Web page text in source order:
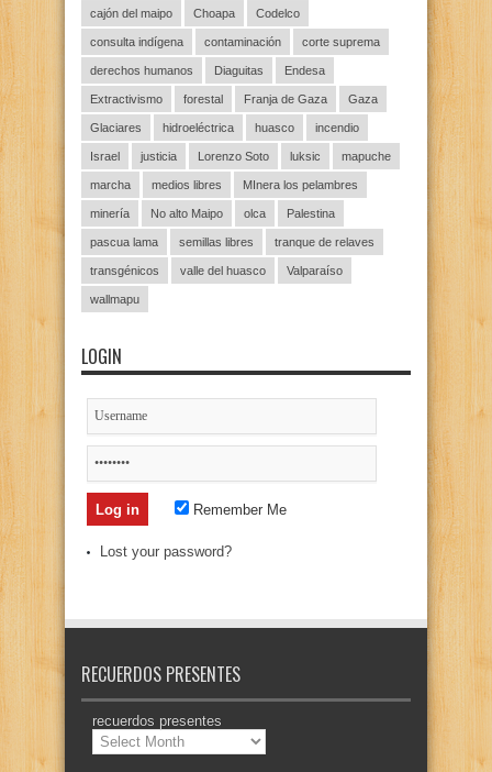
cajón del maipo Choapa Codelco
consulta indígena contaminación corte suprema
derechos humanos Diaguitas Endesa
Extractivismo forestal Franja de Gaza Gaza
Glaciares hidroeléctrica huasco incendio
Israel justicia Lorenzo Soto luksic mapuche
marcha medios libres MInera los pelambres
minería No alto Maipo olca Palestina
pascua lama semillas libres tranque de relaves
transgénicos valle del huasco Valparaíso
wallmapu
LOGIN
Remember Me
Lost your password?
RECUERDOS PRESENTES
recuerdos presentes